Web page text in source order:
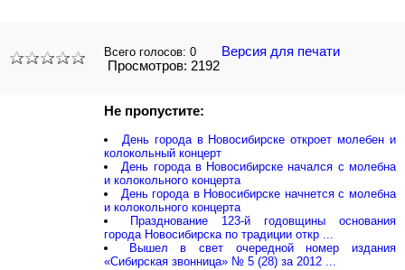
Всего голосов: 0
Версия для печати
Просмотров: 2192
Не пропустите:
День города в Новосибирске откроет молебен и
колокольный концерт
День города в Новосибирске начался с молебна
и колокольного концерта
День города в Новосибирске начнется с молебна
и колокольного концерта
Празднование 123-й годовщины основания
города Новосибирска по традиции откр ...
Вышел в свет очередной номер издания
«Сибирская звонница» № 5 (28) за 2012 ...